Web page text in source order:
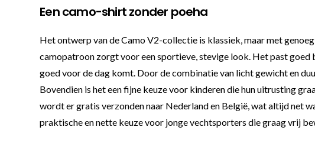
Een camo-shirt zonder poeha
Het ontwerp van de Camo V2-collectie is klassiek, maar met
camopatroon zorgt voor een sportieve, stevige look. Het past goed
goed voor de dag komt. Door de combinatie van licht gewicht en
Bovendien is het een fijne keuze voor kinderen die hun uitrusting
wordt er gratis verzonden naar Nederland en België, wat altijd net
praktische en nette keuze voor jonge vechtsporters die graag vrij